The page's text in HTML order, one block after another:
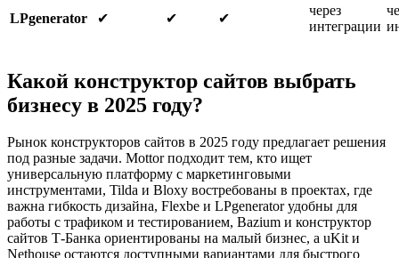
LPgenerator ✔ ✔ ✔
через
интеграции
Какой конструктор сайтов выбрать
бизнесу в 2025 году?
Рынок конструкторов сайтов в 2025 году предлагает решения
под разные задачи. Mottor подходит тем, кто ищет
универсальную платформу с маркетинговыми
инструментами, Tilda и Bloxy востребованы в проектах, где
важна гибкость дизайна, Flexbe и LPgenerator удобны для
работы с трафиком и тестированием, Bazium и конструктор
сайтов Т-Банка ориентированы на малый бизнес, а uKit и
Nethouse остаются доступными вариантами для быстрого